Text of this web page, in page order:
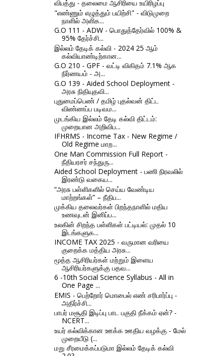
விபத்து - தலைமை ஆசிரியை உயிரிழப்பு
"எண்ணும் எழுத்தும் பயிற்சி" - விடுமுறை
நாளில் அளிக...
G.O 111 - ADW - பொதுத்தேர்வில் 100% &
95% தேர்ச்சி...
இல்லம் தேடிக் கல்வி - 2024 25 ஆம்
கல்வியாண்டிற்கான...
G.O 210 - GPF - வட்டி விகிதம் 7.1% ஆக
நிர்ணயம் - அ...
G.O 139 - Aided School Deployment -
அரசு நிதியுதவி...
புதுமைப்பெண் / தமிழ் புதல்வன் திட்ட
விண்ணப்ப படிவம...
முடங்கிய இல்லம் தேடி கல்வி திட்டம்:
முறையான அறிவிப...
IFHRMS - Income Tax - New Regime /
Old Regime மாற...
One Man Commission Full Report -
நீதியரசர் சந்துரு...
Aided School Deployment - பணி நிரவலில்
இரண்டு வகைய...
“அரசு பள்ளிகளில் செய்ய வேண்டிய
மாற்றங்கள்” – நீதிப...
முக்கிய தலைவர்கள் பிறந்தநாளில் மதிய
உணவுடன் இனிப்ப...
உலகின் சிறந்த பள்ளிகள் பட்டியல்: முதல் 10
இடங்களுக...
INCOME TAX 2025 - வருமான வரியை
குறைக்க மத்திய அரசு...
மூத்த ஆசிரியர்கள் மற்றும் இளைய
ஆசிரியர்களுக்கு பதவ...
6 -10th Social Science Syllabus - All in
One Page ...
EMIS - பெற்றோர் மொபைல் எண் சரிபார்ப்பு -
அதிர்ச்சி...
பாபர் மசூதி இடிப்பு பாட பகுதி நீக்கம் ஏன்? -
NCERT...
உயர் கல்விக்கான ஊக்க ஊதிய வழக்கு - மேல்
முறையீடு (...
மறு சீரமைக்கப்படுமா இல்லம் தேடிக் கல்வி